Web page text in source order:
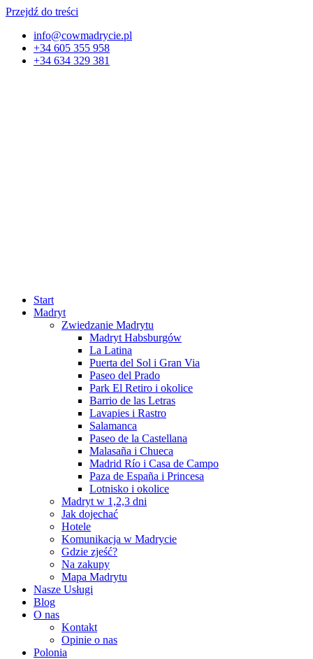
Przejdź do treści
info@cowmadrycie.pl
+34 605 355 958
+34 634 329 381​
Start
Madryt
Zwiedzanie Madrytu
Madryt Habsburgów
La Latina
Puerta del Sol i Gran Via
Paseo del Prado
Park El Retiro i okolice
Barrio de las Letras
Lavapies i Rastro
Salamanca
Paseo de la Castellana
Malasaña i Chueca
Madrid Río i Casa de Campo
Paza de España i Princesa
Lotnisko i okolice
Madryt w 1,2,3 dni
Jak dojechać
Hotele
Komunikacja w Madrycie
Gdzie zjeść?
Na zakupy
Mapa Madrytu
Nasze Usługi
Blog
O nas
Kontakt
Opinie o nas
Polonia